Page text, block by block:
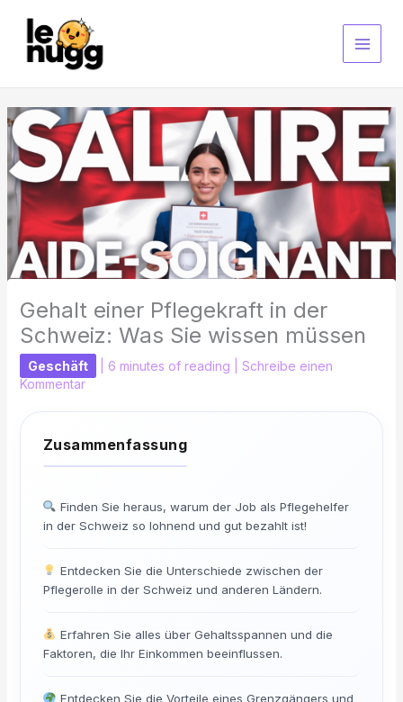
springen
Gehalt einer Pflegekraft in der
Schweiz: Was Sie wissen müssen
Geschäft 6 minutes of reading
Schreibe einen
Kommentar
Finden Sie heraus, warum der Job als Pflegehelfer
in der Schweiz so lohnend und gut bezahlt ist!
Entdecken Sie die Unterschiede zwischen der
Pflegerolle in der Schweiz und anderen Ländern.
Erfahren Sie alles über Gehaltsspannen und die
Faktoren, die Ihr Einkommen beeinflussen.
Entdecken Sie die Vorteile eines Grenzgängers und